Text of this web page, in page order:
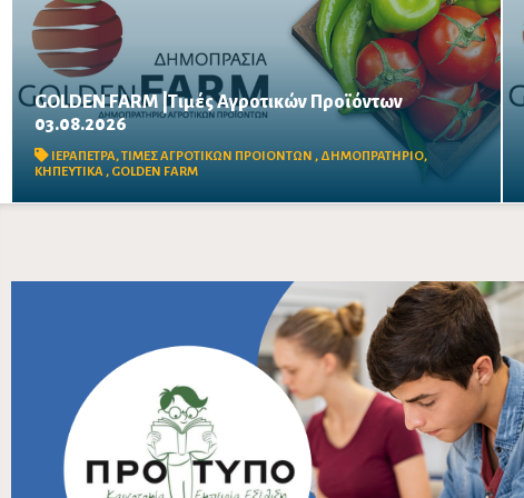
GOLDEN FARM |Τιμές Αγροτικών Προϊόντων
03.08.2026
ΙΕΡΑΠΕΤΡΑ,ΤΙΜΕΣ ΑΓΡΟΤΙΚΩΝ ΠΡΟΙΟΝΤΩΝ , ΔΗΜΟΠΡΑΤΗΡΙΟ,
ΚΗΠΕΥΤΙΚΑ, GOLDEN FARM
Δείτε τις σημερινές τιμές του δημοπρατηρίου